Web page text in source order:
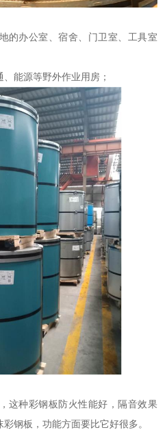
的办公室、宿舍、门卫室、工具室
能源等野外作业用房；
这种彩钢板防火性能好，隔音效果
钢板，功能方面要比它好很多。